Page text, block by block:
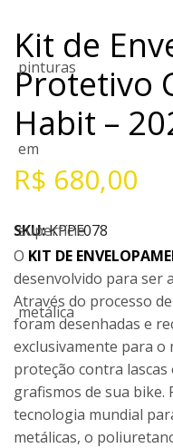
Kit de
Protetivo
Habit –
R$ 680,00
SKU:KPPF078
O KIT DE
desenvolvido para ser
Através do processo
foram desenhadas e
exclusivamente para o
proteção contra
grafismos de sua bike.
tecnologia mundial
metálicas, o